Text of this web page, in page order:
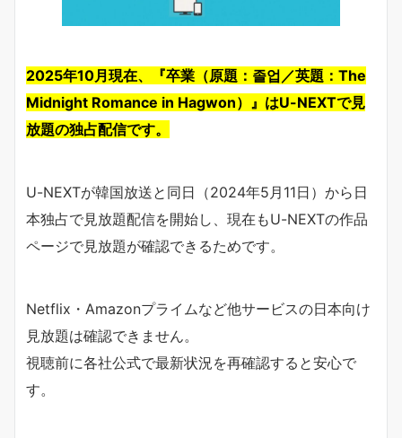
2025年10月現在、『卒業（原題：졸업／英題：The
Midnight Romance in Hagwon）』はU-NEXTで見
放題の独占配信です。
U-NEXTが韓国放送と同日（2024年5月11日）から日
本独占で見放題配信を開始し、現在もU-NEXTの作品
ページで見放題が確認できるためです。
Netflix・Amazonプライムなど他サービスの日本向け
見放題は確認できません。
視聴前に各社公式で最新状況を再確認すると安心で
す。